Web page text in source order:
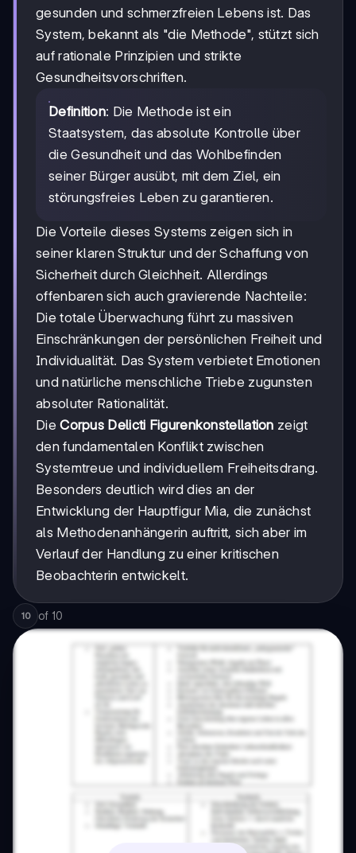
gesunden und schmerzfreien Lebens ist. Das
System, bekannt als "die Methode", stützt sich
auf rationale Prinzipien und strikte
Gesundheitsvorschriften.
Definition: Die Methode ist ein
Staatsystem, das absolute Kontrolle über
die Gesundheit und das Wohlbefinden
seiner Bürger ausübt, mit dem Ziel, ein
störungsfreies Leben zu garantieren.
Die Vorteile dieses Systems zeigen sich in
seiner klaren Struktur und der Schaffung von
Sicherheit durch Gleichheit. Allerdings
offenbaren sich auch gravierende Nachteile:
Die totale Überwachung führt zu massiven
Einschränkungen der persönlichen Freiheit und
Individualität. Das System verbietet Emotionen
und natürliche menschliche Triebe zugunsten
absoluter Rationalität.
DieCorpus Delicti Figurenkonstellation zeigt
den fundamentalen Konflikt zwischen
Systemtreue und individuellem Freiheitsdrang.
Besonders deutlich wird dies an der
Entwicklung der Hauptfigur Mia, die zunächst
als Methodenanhängerin auftritt, sich aber im
Verlauf der Handlung zu einer kritischen
Beobachterin entwickelt.
10 of 10